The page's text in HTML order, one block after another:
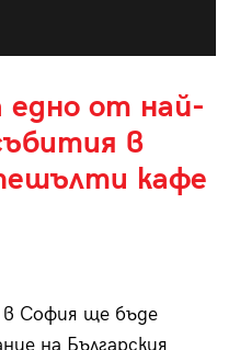
едно от най-
в
кафе
в София ще бъде
на Българския